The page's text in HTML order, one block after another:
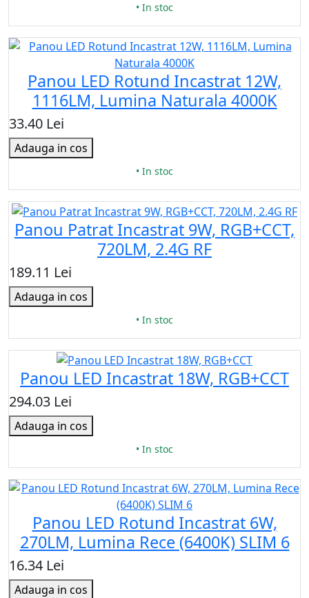
• In stoc
Panou LED Rotund Incastrat 12W,
1116LM, Lumina Naturala 4000K
33.40 Lei
Adauga in cos
• In stoc
Panou Patrat Incastrat 9W, RGB+CCT,
720LM, 2.4G RF
189.11 Lei
Adauga in cos
• In stoc
Panou LED Incastrat 18W, RGB+CCT
294.03 Lei
Adauga in cos
• In stoc
Panou LED Rotund Incastrat 6W,
270LM, Lumina Rece (6400K) SLIM 6
16.34 Lei
Adauga in cos